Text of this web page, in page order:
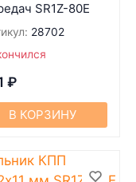
SR1Z-80Е
28702
₽
В КОРЗИНУ